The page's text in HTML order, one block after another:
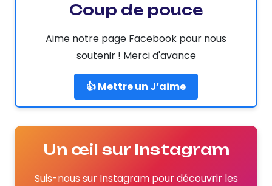
Coup de pouce
Aime notre page Facebook pour nous
soutenir ! Merci d'avance
👍 Mettre un J’aime
Un œil sur Instagram
Suis-nous sur Instagram pour découvrir les